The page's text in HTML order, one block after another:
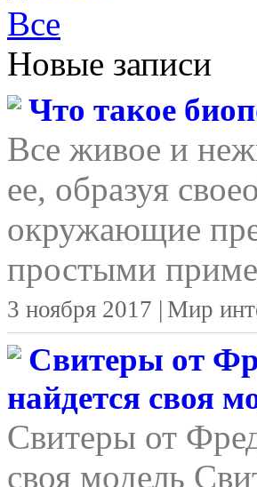
Все
Новые записи
Что такое
Все живое и
ее, образуя
окружающие
простыми
3 ноября 2017 | Мир
Свитеры от
найдется своя
Свитеры от
своя модель